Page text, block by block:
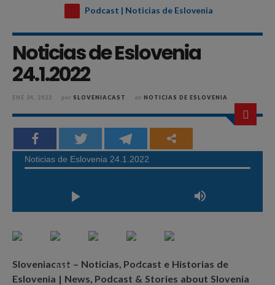
Podcast | Noticias de Eslovenia
Noticias de Eslovenia
24.1.2022
ENE 24, 2022 por SLOVENIACAST en NOTICIAS DE ESLOVENIA
Sloveniacast – Noticias, Podcast e Historias de
Eslovenia | News, Podcast & Stories about Slovenia